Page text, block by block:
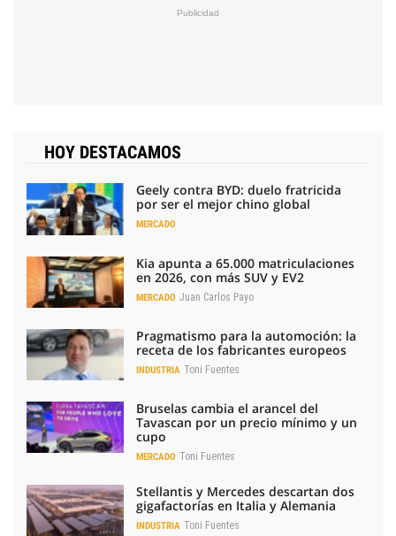
HOY DESTACAMOS
Geely contra BYD: duelo fratricida
por ser el mejor chino global
MERCADO
Kia apunta a 65.000 matriculaciones
en 2026, con más SUV y EV2
MERCADO Juan Carlos Payo
Pragmatismo para la automoción: la
receta de los fabricantes europeos
INDUSTRIA Toni Fuentes
Bruselas cambia el arancel del
Tavascan por un precio mínimo y un
cupo
MERCADO Toni Fuentes
Stellantis y Mercedes descartan dos
gigafactorías en Italia y Alemania
INDUSTRIA Toni Fuentes